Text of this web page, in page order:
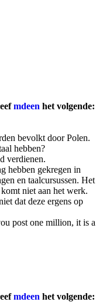
mdeen het volgende:
bevolkt door Polen.
hebben?
verdienen.
hebben gekregen in
en taalcursussen. Het
niet aan het werk.
dat deze ergens op
post one million, it is a
mdeen het volgende: